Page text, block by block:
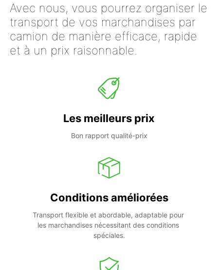
Avec nous, vous pourrez organiser le
transport de vos marchandises par
camion de manière efficace, rapide
et à un prix raisonnable.
Les meilleurs prix
Bon rapport qualité-prix
Conditions améliorées
Transport flexible et abordable, adaptable pour
les marchandises nécessitant des conditions
spéciales.